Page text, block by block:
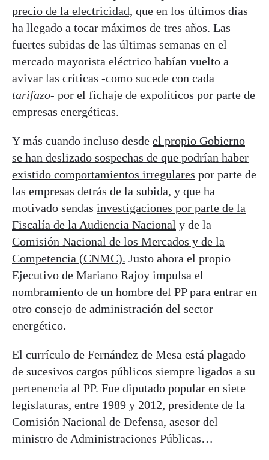
precio de la electricidad, que en los últimos días
ha llegado a tocar máximos de tres años. Las
fuertes subidas de las últimas semanas en el
mercado mayorista eléctrico habían vuelto a
avivar las críticas -como sucede con cada
tarifazo- por el fichaje de expolíticos por parte de
empresas energéticas.
Y más cuando incluso desde el propio Gobierno
se han deslizado sospechas de que podrían haber
existido comportamientos irregulares por parte de
las empresas detrás de la subida, y que ha
motivado sendas investigaciones por parte de la
Fiscalía de la Audiencia Nacional y de la
Comisión Nacional de los Mercados y de la
Competencia (CNMC). Justo ahora el propio
Ejecutivo de Mariano Rajoy impulsa el
nombramiento de un hombre del PP para entrar en
otro consejo de administración del sector
energético.
El currículo de Fernández de Mesa está plagado
de sucesivos cargos públicos siempre ligados a su
pertenencia al PP. Fue diputado popular en siete
legislaturas, entre 1989 y 2012, presidente de la
Comisión Nacional de Defensa, asesor del
ministro de Administraciones Públicas…